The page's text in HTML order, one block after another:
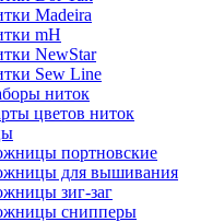
Madeira
mH
NewStar
Sew Line
ниток
цветов ниток
портновские
для вышивания
зиг-заг
снипперы